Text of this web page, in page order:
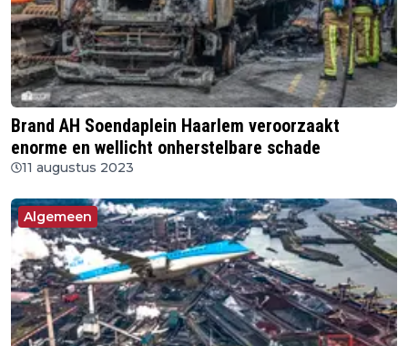
Brand AH Soendaplein Haarlem veroorzaakt
enorme en wellicht onherstelbare schade
11 augustus 2023
Algemeen